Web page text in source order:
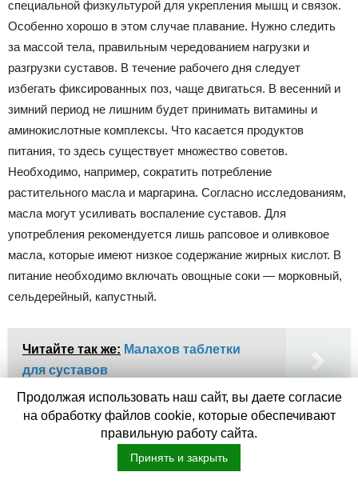
специальной физкультурой для укрепления мышц и связок.
Особенно хорошо в этом случае плавание. Нужно следить
за массой тела, правильным чередованием нагрузки и
разгрузки суставов. В течение рабочего дня следует
избегать фиксированных поз, чаще двигаться. В весенний и
зимний период не лишним будет принимать витамины и
аминокислотные комплексы. Что касается продуктов
питания, то здесь существует множество советов.
Необходимо, например, сократить потребление
растительного масла и маргарина. Согласно исследованиям,
масла могут усиливать воспаление суставов. Для
употребления рекомендуется лишь рапсовое и оливковое
масла, которые имеют низкое содержание жирных кислот. В
питание необходимо включать овощные соки — морковный,
сельдерейный, капустный.
Читайте так же: Малахов таблетки
для суставов
Так при артрите рекомендуется:
избегать вареных продуктов — их сочетание с сырыми
Продолжая использовать наш сайт, вы даете согласие
на обработку файлов cookie, которые обеспечивают
правильную работу сайта.
Принять и закрыть